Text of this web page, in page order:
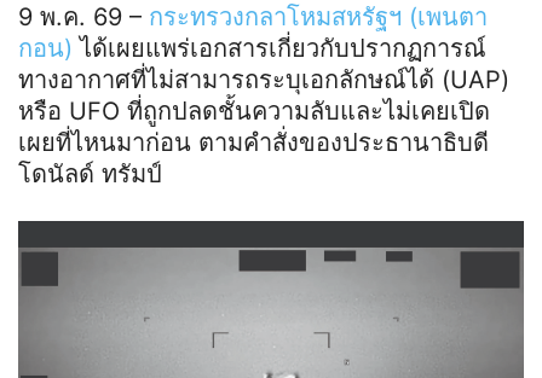
9 พ.ค. 69 – กระทรวงกลาโหมสหรัฐฯ (เพนตา
กอน) ได้เผยแพร่เอกสารเกี่ยวกับปรากฏการณ์
ทางอากาศที่ไม่สามารถระบุเอกลักษณ์ได้ (UAP)
หรือ UFO ที่ถูกปลดชั้นความลับและไม่เคยเปิด
เผยที่ไหนมาก่อน ตามคำสั่งของประธานาธิบดี
โดนัลด์ ทรัมป์